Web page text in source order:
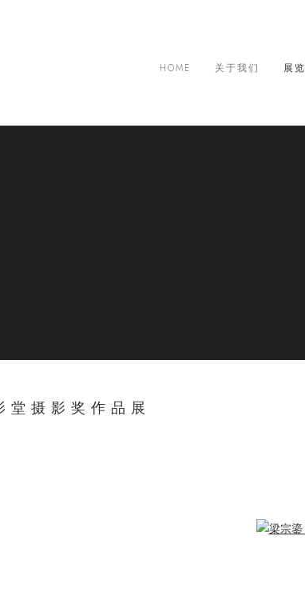
HOME 关于我们 展览
摄影奖作品展
Open a larger version of the following image in a popup: